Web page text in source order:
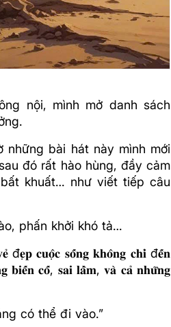
nội, mình mở danh sách
những bài hát này mình mới
đó rất hào hùng, đầy cảm
khuất… như viết tiếp câu
phấn khởi khó tả…
𝐜𝐮𝐨̣̂𝐜 𝐬𝐨̂́𝐧𝐠 𝐤𝐡𝐨̂𝐧𝐠 𝐜𝐡𝐢̉ đ𝐞̂́𝐧
𝐛𝐢𝐞̂́𝐧 𝐜𝐨̂́, 𝐬𝐚𝐢 𝐥𝐚̂̀𝐦, 𝐯𝐚̀ 𝐜𝐚̉ 𝐧𝐡𝐮̛̃𝐧𝐠
có thể đi vào.”